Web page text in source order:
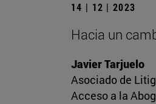
14 | 12 | 2023
Hacia un
Javier Tarjuelo
Asociado de
Acceso a la